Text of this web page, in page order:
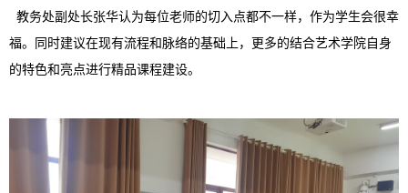
教务处副 处长张华认为每位老师的切入点都不一样，作为学生会很幸
福。同时建议在现有流程和脉络的基础上，更多的结合艺术学院自身
的特色和亮点进行精品课程建设。